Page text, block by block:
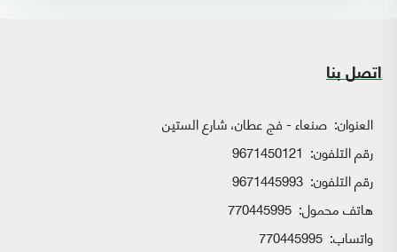
اتصل بنا
العنوان: صنعاء - فج عطان، شارع الستين
رقم التلفون: 9671450121
رقم التلفون: 9671445993
هاتف محمول: 770445995
واتساب: